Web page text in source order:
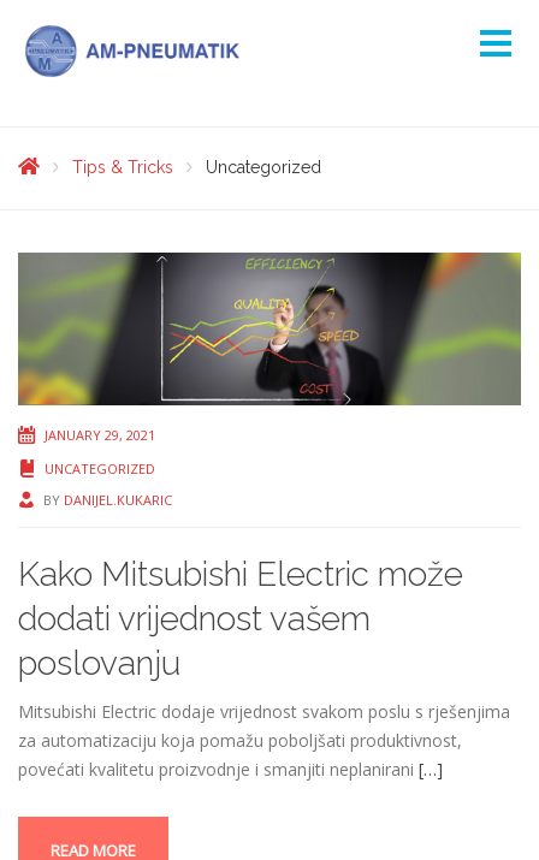
Tips & Tricks Uncategorized
JANUARY 29, 2021
UNCATEGORIZED
BY DANIJEL.KUKARIC
Kako Mitsubishi Electric može
dodati vrijednost vašem
poslovanju
Mitsubishi Electric dodaje vrijednost svakom poslu s rješenjima
za automatizaciju koja pomažu poboljšati produktivnost,
povećati kvalitetu proizvodnje i smanjiti neplanirani […]
READ MORE